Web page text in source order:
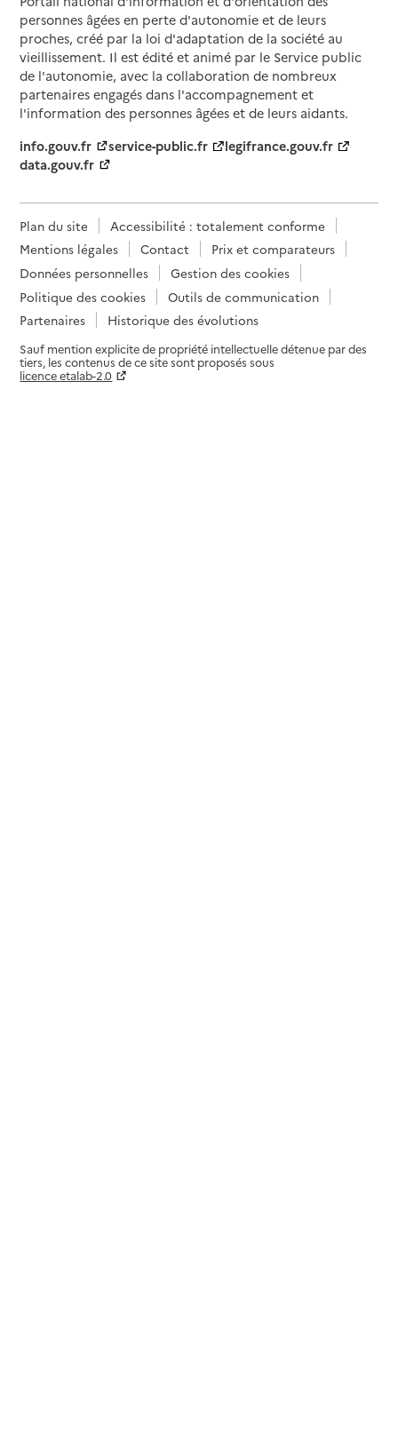
personnes âgées en perte d'autonomie et de leurs
proches, créé par la loi d'adaptation de la société au
vieillissement. Il est édité et animé par le Service public
de l'autonomie, avec la collaboration de nombreux
partenaires engagés dans l'accompagnement et
l'information des personnes âgées et de leurs aidants.
info.gouv.fr
service-public.fr
legifrance.gouv.fr
data.gouv.fr
Plan du site
Accessibilité : totalement conforme
Mentions légales
Contact
Prix et comparateurs
Données personnelles
Gestion des cookies
Politique des cookies
Outils de communication
Partenaires
Historique des évolutions
Sauf mention explicite de propriété intellectuelle détenue par des
tiers, les contenus de ce site sont proposés sous
licence etalab-2.0